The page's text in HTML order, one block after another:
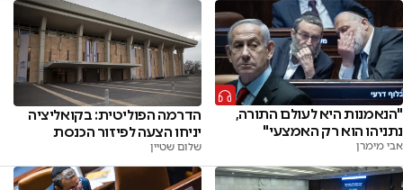
"הנאמנות היא לעולם התורה,
נתניהו הוא רק האמצעי"
אבי מימרן
הדרמה הפוליטית: בקואליציה
יניחו הצעה לפיזור הכנסת
שלום שטיין